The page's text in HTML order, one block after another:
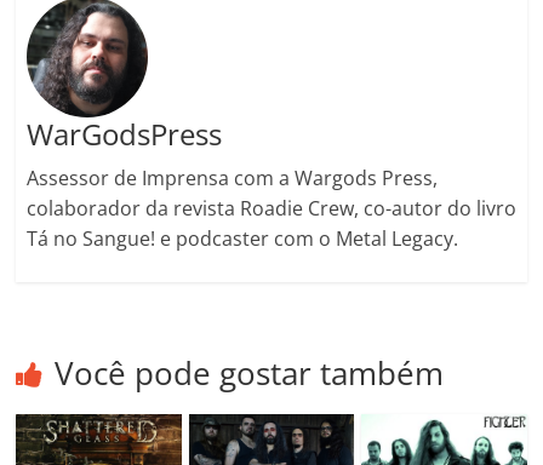
WarGodsPress
Assessor de Imprensa com a Wargods Press,
colaborador da revista Roadie Crew, co-autor do livro
Tá no Sangue! e podcaster com o Metal Legacy.
Você pode gostar também